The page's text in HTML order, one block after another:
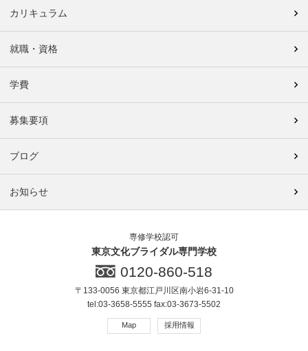
カリキュラム
就職・資格
学費
募集要項
ブログ
お知らせ
専修学校認可
東京文化ブライダル専門学校
0120-860-518
〒133-0056 東京都江戸川区南小岩6-31-10
tel:03-3658-5555 fax:03-3673-5502
Map 採用情報